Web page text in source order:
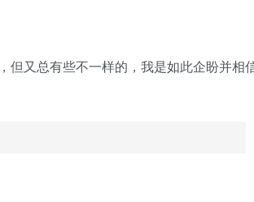
但又总有些不一样的，我是如此企盼并相